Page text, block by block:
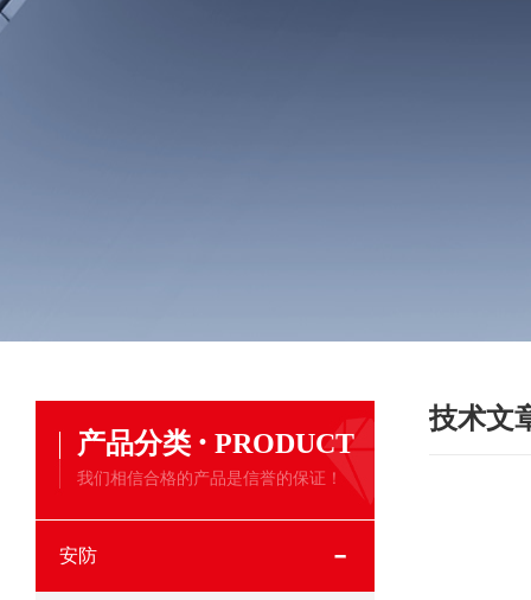
产品分类 · PRODUCT
我们相信合格的产品是信誉的保证！
安防
技术文